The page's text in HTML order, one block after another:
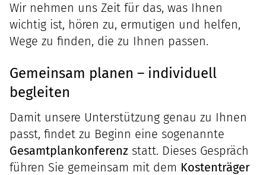
Wir nehmen uns Zeit für das, was Ihnen
wichtig ist, hören zu, ermutigen und helfen,
Wege zu finden, die zu Ihnen passen.
Gemeinsam planen – individuell
begleiten
Damit unsere Unterstützung genau zu Ihnen
passt, findet zu Beginn eine sogenannte
Gesamtplankonferenz statt. Dieses Gespräch
führen Sie gemeinsam mit dem Kostenträger